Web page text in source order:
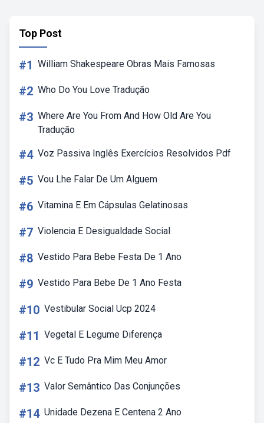
Top Post
#1 William Shakespeare Obras Mais Famosas
#2 Who Do You Love Tradução
#3 Where Are You From And How Old Are You
Tradução
#4 Voz Passiva Inglês Exercícios Resolvidos Pdf
#5 Vou Lhe Falar De Um Alguem
#6 Vitamina E Em Cápsulas Gelatinosas
#7 Violencia E Desigualdade Social
#8 Vestido Para Bebe Festa De 1 Ano
#9 Vestido Para Bebe De 1 Ano Festa
#10 Vestibular Social Ucp 2024
#11 Vegetal E Legume Diferença
#12 Vc E Tudo Pra Mim Meu Amor
#13 Valor Semântico Das Conjunções
#14 Unidade Dezena E Centena 2 Ano